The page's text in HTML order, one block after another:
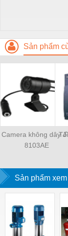
Sản phẩm
Camera không dây
8103AE
Sản phẩm